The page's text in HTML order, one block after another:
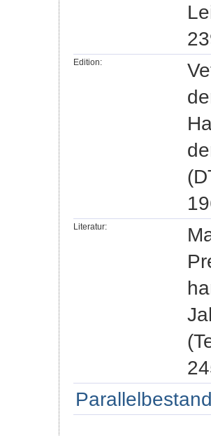
Edition:
Literatur: